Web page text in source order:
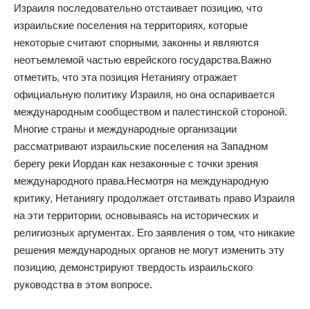
Израиля последовательно отстаивает позицию, что
израильские поселения на территориях, которые
некоторые считают спорными, законны и являются
неотъемлемой частью еврейского государства.Важно
отметить, что эта позиция Нетаниягу отражает
официальную политику Израиля, но она оспаривается
международным сообществом и палестинской стороной.
Многие страны и международные организации
рассматривают израильские поселения на Западном
берегу реки Иордан как незаконные с точки зрения
международного права.Несмотря на международную
критику, Нетаниягу продолжает отстаивать право Израиля
на эти территории, основываясь на исторических и
религиозных аргументах. Его заявления о том, что никакие
решения международных органов не могут изменить эту
позицию, демонстрируют твердость израильского
руководства в этом вопросе.